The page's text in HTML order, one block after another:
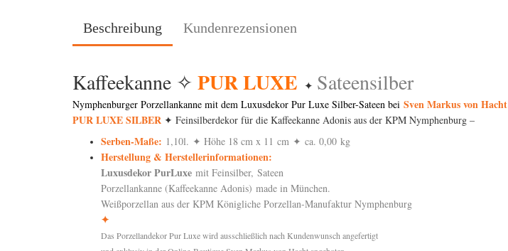
Beschreibung Kundenrezensionen
Kaffeekanne ✧ PUR LUXE ✦ Sateensilber
Nymphenburger Porzellankanne mit dem Luxusdekor Pur Luxe Silber-Sateen bei Sven Markus von Hacht
PUR LUXE SILBER ✦ Feinsilberdekor für die Kaffeekanne Adonis aus der KPM Nymphenburg –
Serben-Maße: 1,10l. ✦ Höhe 18 cm x 11 cm ✦ ca. 0,00 kg
Herstellung & Herstellerinformationen:
Luxusdekor PurLuxe mit Feinsilber, Sateen
Porzellankanne (Kaffeekanne Adonis) made in München.
Weißporzellan aus der KPM Königliche Porzellan-Manufaktur Nymphenburg
✦
Das Porzellandekor Pur Luxe wird ausschließlich nach Kundenwunsch angefertigt